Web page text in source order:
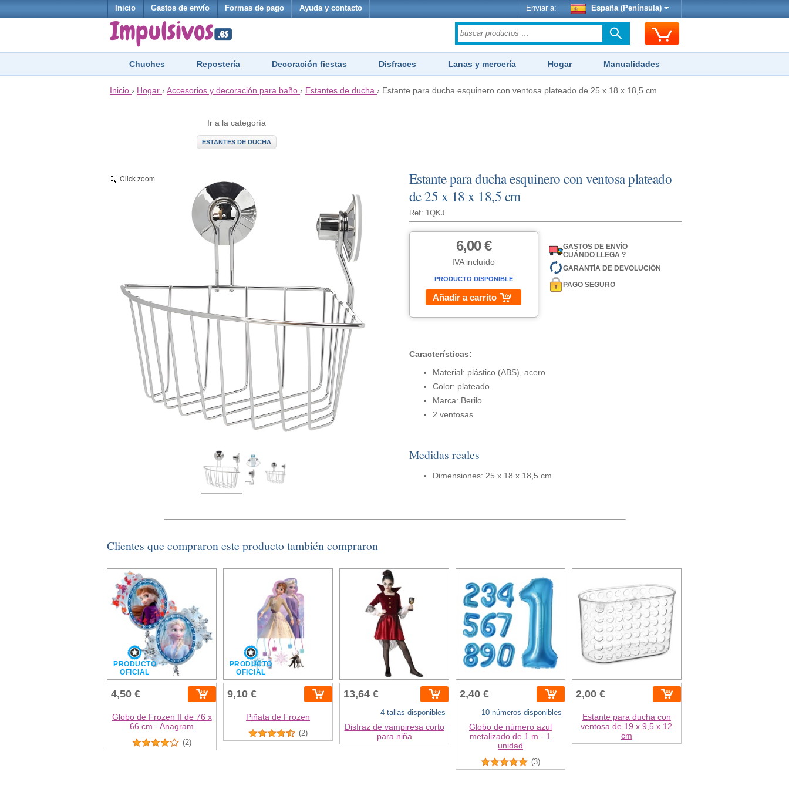
Inicio Gastos de envío Formas de pago Ayuda y contacto Enviar a: España (Península)
Chuches Repostería Decoración fiestas Disfraces Lanas y mercería Hogar Manualidades
Inicio › Hogar › Accesorios y decoración para baño › Estantes de ducha › Estante para ducha esquinero con ventosa plateado de 25 x 18 x 18,5 cm
Ir a la categoría
ESTANTES DE DUCHA
Estante para ducha esquinero con ventosa plateado
de 25 x 18 x 18,5 cm
Ref: 1QKJ
Click zoom
6,00 €
IVA incluído
PRODUCTO DISPONIBLE
Añadir a carrito
GASTOS DE ENVÍO
CUÁNDO LLEGA ?
GARANTÍA DE DEVOLUCIÓN
PAGO SEGURO
Características:
Material: plástico (ABS), acero
Color: plateado
Marca: Berilo
2 ventosas
Medidas reales
Dimensiones: 25 x 18 x 18,5 cm
Clientes que compraron este producto también compraron
PRODUCTO
OFICIAL
4,50 €
Globo de Frozen II de 76 x
66 cm - Anagram
(2)
PRODUCTO
OFICIAL
9,10 €
Piñata de Frozen
(2)
13,64 €
4 tallas disponibles
Disfraz de vampiresa corto
para niña
2,40 €
10 números disponibles
Globo de número azul
metalizado de 1 m - 1
unidad
(3)
2,00 €
Estante para ducha con
ventosa de 19 x 9,5 x 12
cm